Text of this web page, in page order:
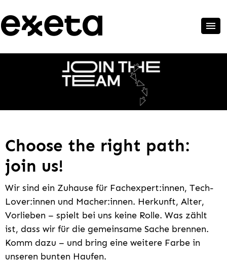
Choose the right path:
join us!
Wir sind ein Zuhause für Fachexpert:innen, Tech-
Lover:innen und Macher:innen. Herkunft, Alter,
Vorlieben – spielt bei uns keine Rolle. Was zählt
ist, dass wir für die gemeinsame Sache brennen.
Komm dazu – und bring eine weitere Farbe in
unseren bunten Haufen.